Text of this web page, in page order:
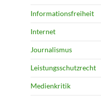
Informationsfreiheit
Internet
Journalismus
Leistungsschutzrecht
Medienkritik